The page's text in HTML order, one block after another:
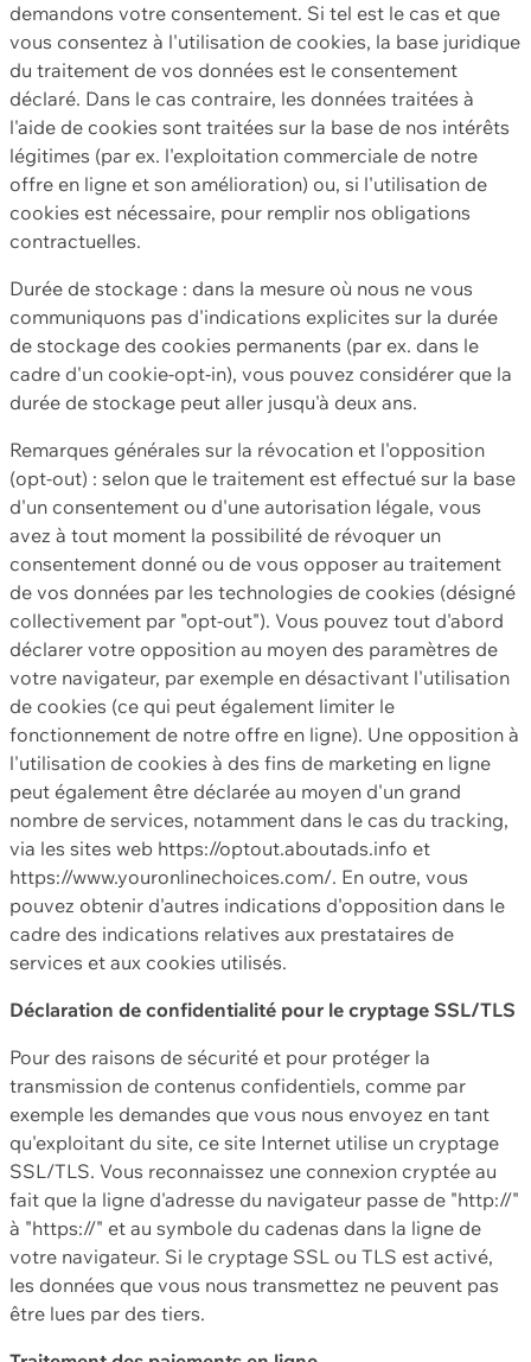
demandons votre consentement. Si tel est le cas et que
vous consentez à l'utilisation de cookies, la base juridique
du traitement de vos données est le consentement
déclaré. Dans le cas contraire, les données traitées à
l'aide de cookies sont traitées sur la base de nos intérêts
légitimes (par ex. l'exploitation commerciale de notre
offre en ligne et son amélioration) ou, si l'utilisation de
cookies est nécessaire, pour remplir nos obligations
contractuelles.
Durée de stockage : dans la mesure où nous ne vous
communiquons pas d'indications explicites sur la durée
de stockage des cookies permanents (par ex. dans le
cadre d'un cookie-opt-in), vous pouvez considérer que la
durée de stockage peut aller jusqu'à deux ans.
Remarques générales sur la révocation et l'opposition
(opt-out) : selon que le traitement est effectué sur la base
d'un consentement ou d'une autorisation légale, vous
avez à tout moment la possibilité de révoquer un
consentement donné ou de vous opposer au traitement
de vos données par les technologies de cookies (désigné
collectivement par "opt-out"). Vous pouvez tout d'abord
déclarer votre opposition au moyen des paramètres de
votre navigateur, par exemple en désactivant l'utilisation
de cookies (ce qui peut également limiter le
fonctionnement de notre offre en ligne). Une opposition à
l'utilisation de cookies à des fins de marketing en ligne
peut également être déclarée au moyen d'un grand
nombre de services, notamment dans le cas du tracking,
via les sites web https://optout.aboutads.info et
https://www.youronlinechoices.com/. En outre, vous
pouvez obtenir d'autres indications d'opposition dans le
cadre des indications relatives aux prestataires de
services et aux cookies utilisés.
Déclaration de confidentialité pour le cryptage SSL/TLS
Pour des raisons de sécurité et pour protéger la
transmission de contenus confidentiels, comme par
exemple les demandes que vous nous envoyez en tant
qu'exploitant du site, ce site Internet utilise un cryptage
SSL/TLS. Vous reconnaissez une connexion cryptée au
fait que la ligne d'adresse du navigateur passe de "http://"
à "https://" et au symbole du cadenas dans la ligne de
votre navigateur. Si le cryptage SSL ou TLS est activé,
les données que vous nous transmettez ne peuvent pas
être lues par des tiers.